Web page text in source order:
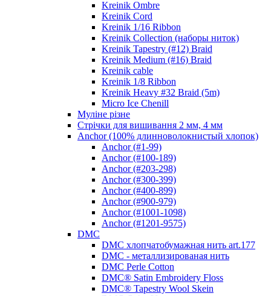
Kreinik Ombre
Kreinik Cord
Kreinik 1/16 Ribbon
Kreinik Collection (наборы ниток)
Kreinik Tapestry (#12) Braid
Kreinik Medium (#16) Braid
Kreinik cable
Kreinik 1/8 Ribbon
Kreinik Heavy #32 Braid (5m)
Micro Ice Chenill
Муліне різне
Стрічки для вишивання 2 мм, 4 мм
Anchor (100% длинноволокнистый хлопок)
Anchor (#1-99)
Anchor (#100-189)
Anchor (#203-298)
Anchor (#300-399)
Anchor (#400-899)
Anchor (#900-979)
Anchor (#1001-1098)
Anchor (#1201-9575)
DMC
DMC хлопчатобумажная нить art.177
DMC - металлизированая нить
DMC Perle Cotton
DMC® Satin Embroidery Floss
DMC® Tapestry Wool Skein